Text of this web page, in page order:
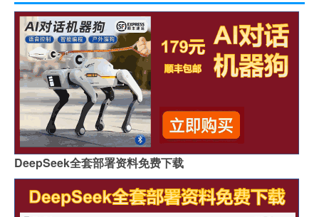
DeepSeek全套部署资料免费下载